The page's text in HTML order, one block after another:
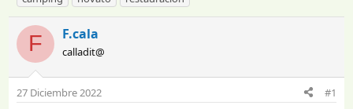
i
c
i
a
d
r
c
a
d
n
F F.cala
calladit@
27 Diciembre 2022 #1